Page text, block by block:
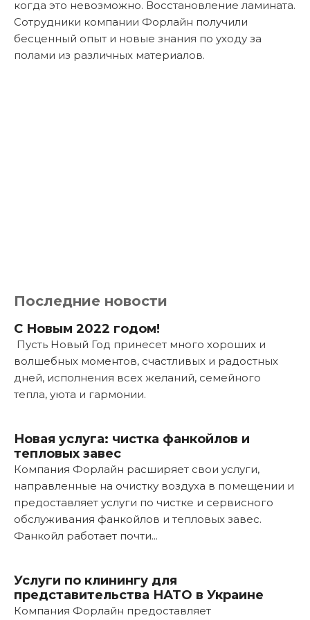
Последние новости
С Новым 2022 годом!
Пусть Новый Год принесет много хороших и
волшебных моментов, счастливых и радостных
дней, исполнения всех желаний, семейного
тепла, уюта и гармонии.
Новая услуга: чистка фанкойлов и
тепловых завес
Компания Форлайн расширяет свои услуги,
направленные на очистку воздуха в помещении и
предоставляет услуги по чистке и сервисного
обслуживания фанкойлов и тепловых завес.
Фанкойл работает почти...
Услуги по клинингу для
представительства НАТО в Украине
Компания Форлайн предоставляет
когда это невозможно. Восстановление ламината.
Сотрудники компании Форлайн получили
бесценный опыт и новые знания по уходу за
полами из различных материалов.